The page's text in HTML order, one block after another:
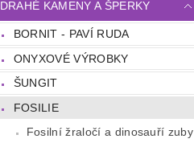
DRAHÉ KAMENY A ŠPERKY
BORNIT - PAVÍ RUDA
ONYXOVÉ VÝROBKY
ŠUNGIT
FOSILIE
Fosilní žraločí a dinosauří zuby